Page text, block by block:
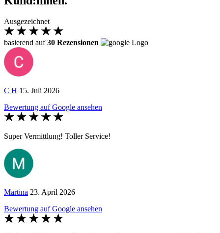
Ausgezeichnet
basierend auf30 Rezensionen
C H 15. Juli 2026
Bewertung auf Google ansehen
Super Vermittlung! Toller Service!
Martina 23. April 2026
Bewertung auf Google ansehen